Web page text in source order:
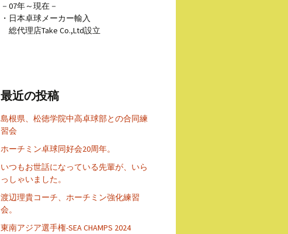
－07年～現在－
・日本卓球メーカー輸入
総代理店Take Co.,Ltd設立
最近の投稿
島根県、松徳学院中高卓球部との合同練
習会
ホーチミン卓球同好会20周年。
いつもお世話になっている先輩が、いら
っしゃいました。
渡辺理貴コーチ、ホーチミン強化練習
会。
東南アジア選手権-SEA CHAMPS 2024